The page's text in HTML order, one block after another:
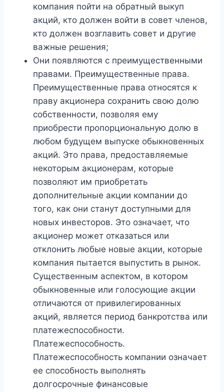
компания пойти на обратный выкуп
акций, кто должен войти в совет членов,
кто должен возглавить совет и другие
важные решения;
Они появляются с преимущественными
правами. Преимущественные права.
Преимущественные права относятся к
праву акционера сохранить свою долю
собственности, позволяя ему
приобрести пропорциональную долю в
любом будущем выпуске обыкновенных
акций. Это права, предоставляемые
некоторым акционерам, которые
позволяют им приобретать
дополнительные акции компании до
того, как они станут доступными для
новых инвесторов. Это означает, что
акционер может отказаться или
отклонить любые новые акции, которые
компания пытается выпустить в рынок.
Существенным аспектом, в котором
обыкновенные или голосующие акции
отличаются от привилегированных
акций, является период банкротства или
платежеспособности.
Платежеспособность.
Платежеспособность компании означает
ее способность выполнять
долгосрочные финансовые